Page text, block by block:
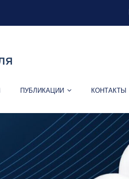
ПУБЛИКАЦИИ КОНТАКТЫ